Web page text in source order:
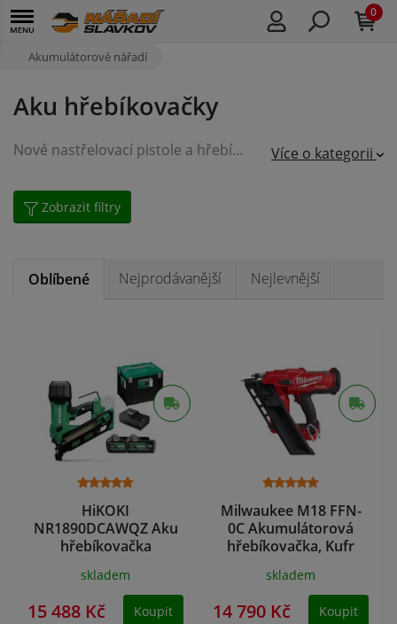
0
Akumulátorové nářadí
Aku hřebíkovačky
Nové nastřelovací pistole a hřebíkovačky s bateriovým pohonem poskytují rychlý způsob aplikace hřebíků. Tato nová varianta hřebíkovaček se vyznačuje ekonomičtějším a bezpečnějším provozem než je tomu u Více o kategorii
Zobrazit filtry
Oblíbené Nejprodávanější Nejlevnější
HiKOKI
NR1890DCAWQZ Aku
hřebíkovačka
skladem
15 488 Kč Koupit
Milwaukee M18 FFN-
0C Akumulátorová
hřebíkovačka, Kufr
skladem
14 790 Kč Koupit